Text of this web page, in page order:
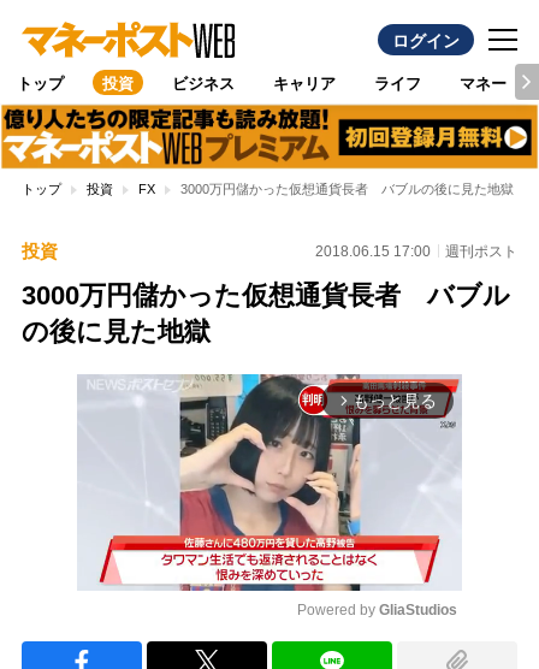
ログイン
トップ 投資 ビジネス キャリア ライフ マネー
トップ 投資 FX 3000万円儲かった仮想通貨長者 バブルの後に見た地獄
投資 2018.06.15 17:00 週刊ポスト
3000万円儲かった仮想通貨長者 バブル
の後に見た地獄
arrow_forward_ios もっと見る
Powered by GliaStudios